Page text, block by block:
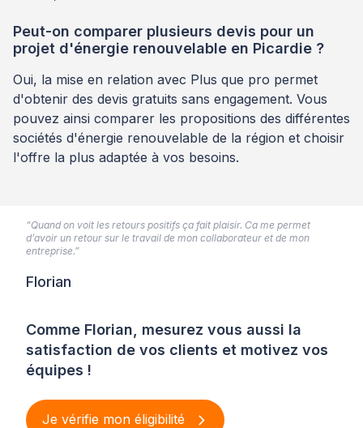
Peut-on comparer plusieurs devis pour un
projet d'énergie renouvelable en Picardie ?
Oui, la mise en relation avec Plus que pro permet
d'obtenir des devis gratuits sans engagement. Vous
pouvez ainsi comparer les propositions des différentes
sociétés d'énergie renouvelable de la région et choisir
l'offre la plus adaptée à vos besoins.
Comme Florian, mesurez vous aussi la
satisfaction de vos clients et motivez vos
équipes !
Je vérifie mon éligibilité
“Quand on voit les retours positifs ça fait plaisir. Ca me permet
d’avoir un retour sur le travail de mon collaborateur et de mon
entreprise.”
Florian